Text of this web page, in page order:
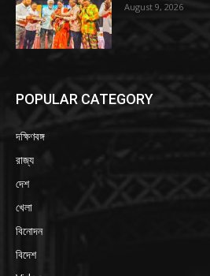
August 9, 2026
POPULAR CATEGORY
দক্ষিণবঙ্গ
রাজ্য
দেশ
খেলা
বিনোদন
বিদেশ